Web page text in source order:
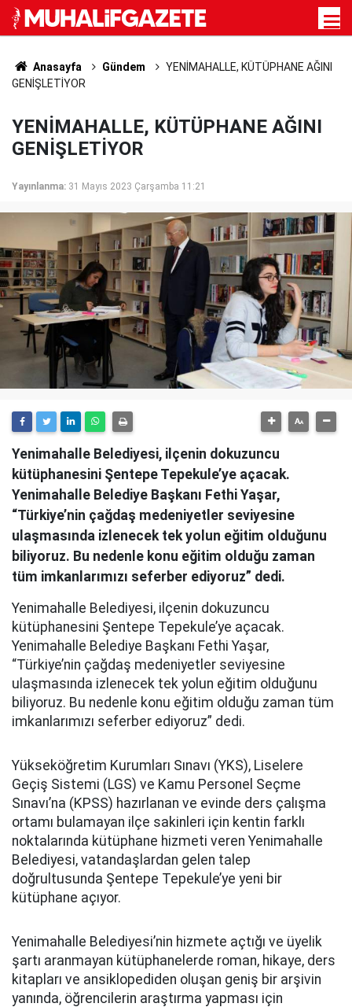
Anasayfa Gündem
YENİMAHALLE, KÜTÜPHANE AĞINI
GENİŞLETİYOR
YENİMAHALLE, KÜTÜPHANE AĞINI
GENİŞLETİYOR
Yayınlanma: 31 Mayıs 2023 Çarşamba 11:21
Yenimahalle Belediyesi, ilçenin dokuzuncu
kütüphanesini Şentepe Tepekule’ye açacak.
Yenimahalle Belediye Başkanı Fethi Yaşar,
“Türkiye’nin çağdaş medeniyetler seviyesine
ulaşmasında izlenecek tek yolun eğitim olduğunu
biliyoruz. Bu nedenle konu eğitim olduğu zaman
tüm imkanlarımızı seferber ediyoruz” dedi.
Yenimahalle Belediyesi, ilçenin dokuzuncu
kütüphanesini Şentepe Tepekule’ye açacak.
Yenimahalle Belediye Başkanı Fethi Yaşar,
“Türkiye’nin çağdaş medeniyetler seviyesine
ulaşmasında izlenecek tek yolun eğitim olduğunu
biliyoruz. Bu nedenle konu eğitim olduğu zaman tüm
imkanlarımızı seferber ediyoruz” dedi.
Yükseköğretim Kurumları Sınavı (YKS), Liselere
Geçiş Sistemi (LGS) ve Kamu Personel Seçme
Sınavı’na (KPSS) hazırlanan ve evinde ders çalışma
ortamı bulamayan ilçe sakinleri için kentin farklı
noktalarında kütüphane hizmeti veren Yenimahalle
Belediyesi, vatandaşlardan gelen talep
doğrultusunda Şentepe Tepekule’ye yeni bir
kütüphane açıyor.
Yenimahalle Belediyesi’nin hizmete açtığı ve üyelik
şartı aranmayan kütüphanelerde roman, hikaye, ders
kitapları ve ansiklopediden oluşan geniş bir arşivin
yanında, öğrencilerin araştırma yapması için